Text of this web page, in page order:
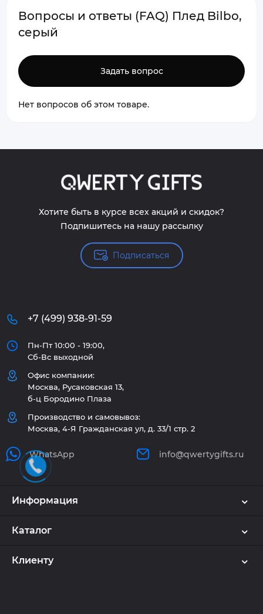
Вопросы и ответы (FAQ) Плед Bilbo,
серый
Задать вопрос
Нет вопросов об этом товаре.
Хотите быть в курсе всех акций и скидок?
Подпишитесь на нашу рассылку
Подписаться
+7 (499) 938-91-59
Пн-Пт 10:00 - 19:00,
Сб-Вс выходной
Офис компании:
Москва, Русаковская 13,
б-ц Бородино Плаза
Производство и самовывоз:
Москва, 4-Я Гражданская ул, д. 33/1 стр. 2
WhatsApp info@qwertygifts.ru
Информация
Каталог
Клиенту